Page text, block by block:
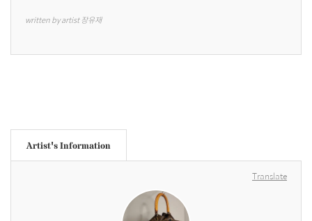
written by artist 장유재
Artist's Information
Translate